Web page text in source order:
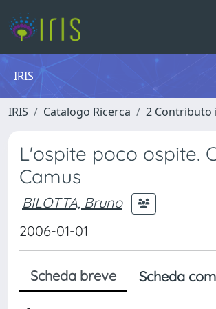
IRIS
IRIS Catalogo Ricerca 2 Contributo
L'ospite poco ospite.
Camus
BILOTTA, Bruno
2006-01-01
Scheda breve Scheda